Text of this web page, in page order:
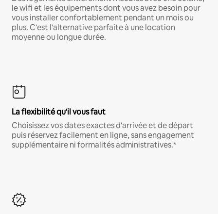
le wifi et les équipements dont vous avez besoin pour
vous installer confortablement pendant un mois ou
plus. C'est l'alternative parfaite à une location
moyenne ou longue durée.
La flexibilité qu'il vous faut
Choisissez vos dates exactes d'arrivée et de départ
puis réservez facilement en ligne, sans engagement
supplémentaire ni formalités administratives.*